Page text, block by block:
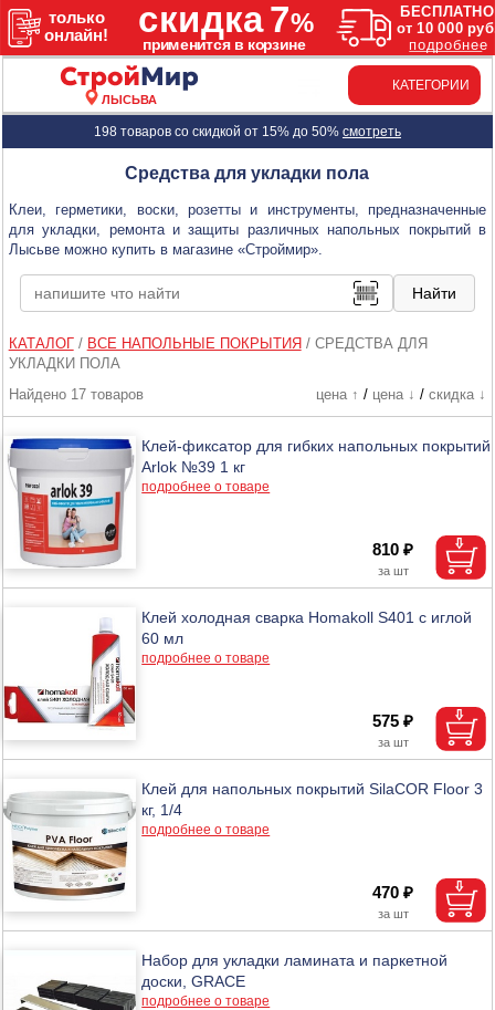
ЛЫСЬВА
КАТЕГОРИИ
198 товаров со скидкой от 15% до 50% смотреть
Средства для укладки пола
Клеи, герметики, воски, розетты и инструменты, предназначенные
для укладки, ремонта и защиты различных напольных покрытий в
Лысьве можно купить в магазине «Строймир».
КАТАЛОГ/ ВСЕ НАПОЛЬНЫЕ ПОКРЫТИЯ / СРЕДСТВА ДЛЯ
УКЛАДКИ ПОЛА
Найдено 17 товаров
цена ↑ / цена ↓ / скидка ↓
Клей-фиксатор для гибких напольных покрытий
Arlok №39 1 кг
подробнее о товаре
810 ₽
Клей холодная сварка Homakoll S401 с иглой
60 мл
подробнее о товаре
575 ₽
Клей для напольных покрытий SilaCOR Floor 3
кг, 1/4
подробнее о товаре
470 ₽
Набор для укладки ламината и паркетной
доски, GRACE
подробнее о товаре